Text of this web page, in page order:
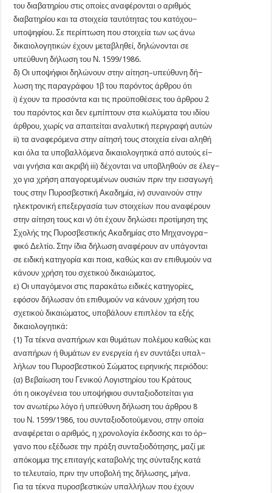
του διαβατηρίου στις οποίες αναφέρονται ο αριθμός
διαβατηρίου και τα στοιχεία ταυτότητας του κατόχου−
υποψηφίου. Σε περίπτωση που στοιχεία των ως άνω
δικαιολογητικών έχουν μεταβληθεί, δηλώνονται σε
υπεύθυνη δήλωση του Ν. 1599/1986.
δ) Οι υποψήφιοι δηλώνουν στην αίτηση–υπεύθυνη δή−
λωση της παραγράφου 1β του παρόντος άρθρου ότι
i) έχουν τα προσόντα και τις προϋποθέσεις του άρθρου 2
του παρόντος και δεν εμπίπτουν στα κωλύματα του ιδίου
άρθρου, χωρίς να απαιτείται αναλυτική περιγραφή αυτών
ii) τα αναφερόμενα στην αίτησή τους στοιχεία είναι αληθή
και όλα τα υποβαλλόμενα δικαιολογητικά από αυτούς εί−
ναι γνήσια και ακριβή iii) δέχονται να υποβληθούν σε έλεγ−
χο για χρήση απαγορευμένων ουσιών πριν την εισαγωγή
τους στην Πυροσβεστική Ακαδημία, iv) συναινούν στην
ηλεκτρονική επεξεργασία των στοιχείων που αναφέρουν
στην αίτηση τους και v) ότι έχουν δηλώσει προτίμηση της
Σχολής της Πυροσβεστικής Ακαδημίας στο Μηχανογρα−
φικό Δελτίο. Στην ίδια δήλωση αναφέρουν αν υπάγονται
σε ειδική κατηγορία και ποια, καθώς και αν επιθυμούν να
κάνουν χρήση του σχετικού δικαιώματος.
ε) Οι υπαγόμενοι στις παρακάτω ειδικές κατηγορίες,
εφόσον δήλωσαν ότι επιθυμούν να κάνουν χρήση του
σχετικού δικαιώματος, υποβάλουν επιπλέον τα εξής
δικαιολογητικά:
(1) Τα τέκνα αναπήρων και θυμάτων πολέμου καθώς και
αναπήρων ή θυμάτων εν ενεργεία ή εν συντάξει υπαλ−
λήλων του Πυροσβεστικού Σώματος ειρηνικής περιόδου:
(α) Βεβαίωση του Γενικού Λογιστηρίου του Κράτους
ότι η οικογένεια του υποψήφιου συνταξιοδοτείται για
τον ανωτέρω λόγο ή υπεύθυνη δήλωση του άρθρου 8
του Ν. 1599/1986, του συνταξιοδοτούμενου, στην οποία
αναφέρεται ο αριθμός, η χρονολογία έκδοσης και το όρ−
γανο που εξέδωσε την πράξη συνταξιοδότησης, μαζί με
απόκομμα της επιταγής καταβολής της σύνταξης κατά
το τελευταίο, πριν την υποβολή της δήλωσης, μήνα.
Για τα τέκνα πυροσβεστικών υπαλλήλων που έχουν